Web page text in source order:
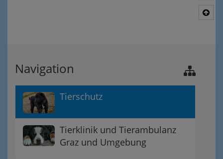
Navigation
Tierschutz
Tierklinik und Tierambulanz
Graz und Umgebung